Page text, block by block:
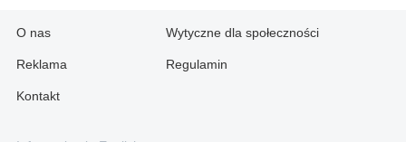
O nas
Reklama
Kontakt
Wytyczne dla społeczności
Regulamin